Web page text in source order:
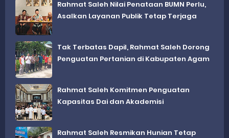
Rahmat Saleh Nilai Penataan BUMN Perlu,
Asalkan Layanan Publik Tetap Terjaga
Tak Terbatas Dapil, Rahmat Saleh Dorong
Penguatan Pertanian di Kabupaten Agam
Rahmat Saleh Komitmen Penguatan
Kapasitas Dai dan Akademisi
Rahmat Saleh Resmikan Hunian Tetap